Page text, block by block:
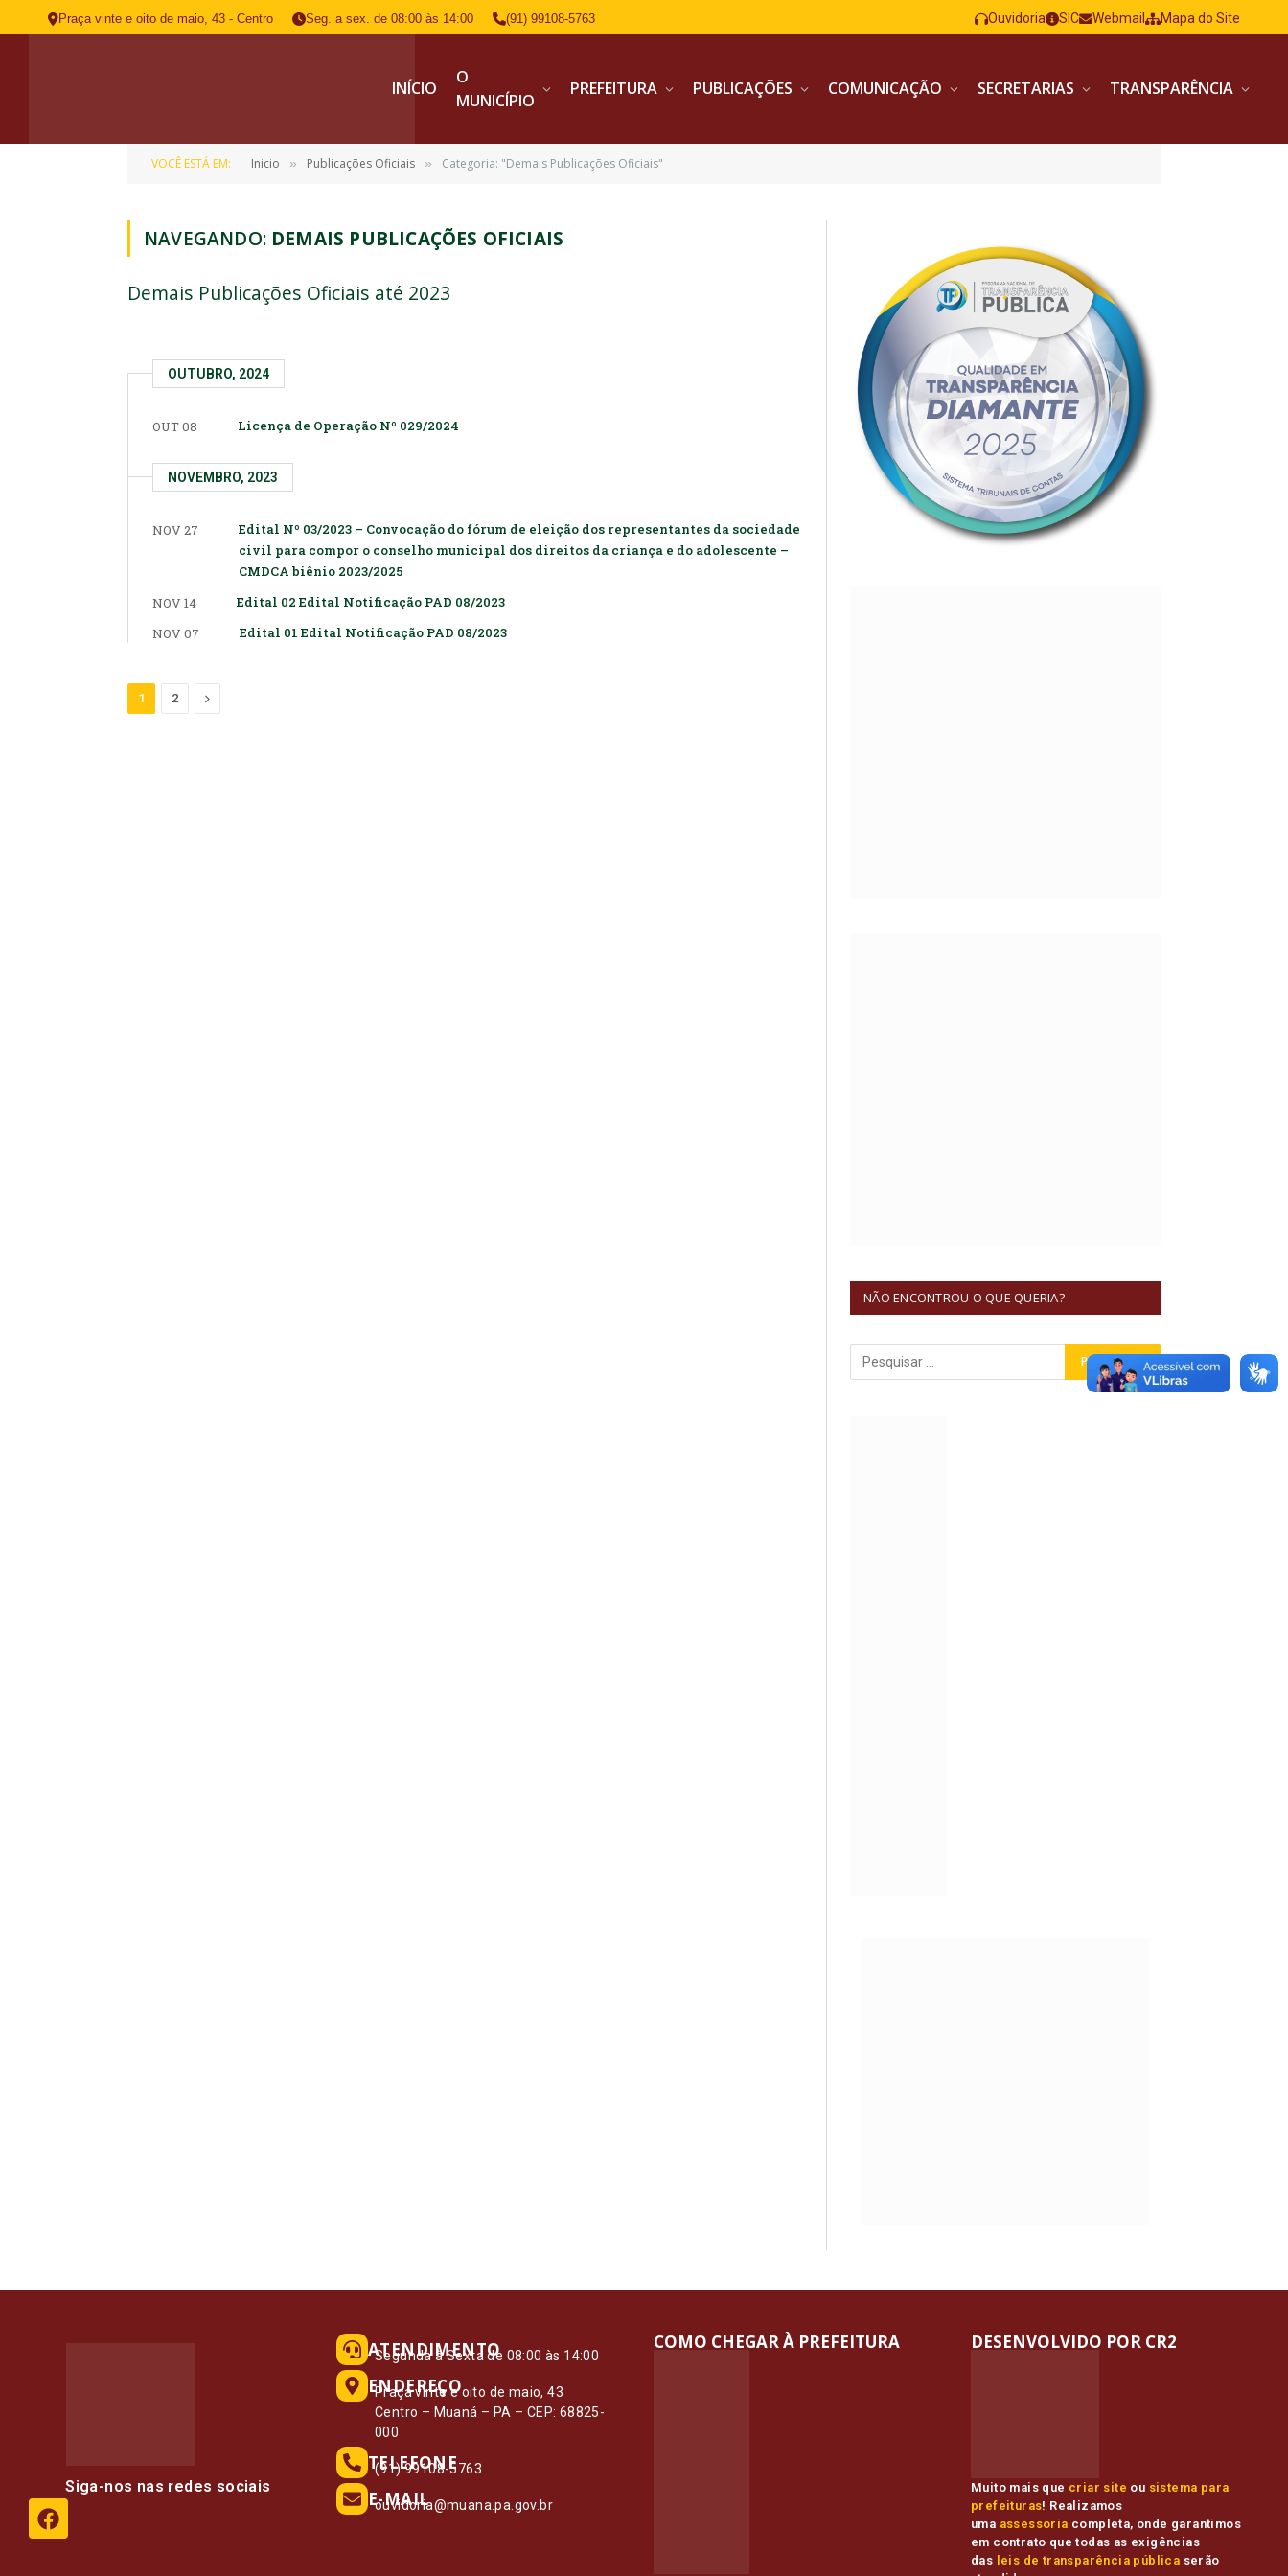
Praça vinte e oito de maio, 43 - Centro Seg. a sex. de 08:00 às 14:00 (91) 99108-5763 Ouvidoria SIC Webmail Mapa do Site
INÍCIO
O
MUNICÍPIO
PREFEITURA PUBLICAÇÕES COMUNICAÇÃO SECRETARIAS TRANSPARÊNCIA
VOCÊ ESTÁ EM: Inicio » Publicações Oficiais » Categoria: "Demais Publicações Oficiais"
NAVEGANDO: DEMAIS PUBLICAÇÕES OFICIAIS
Demais Publicações Oficiais até 2023
OUTUBRO, 2024
OUT 08 Licença de Operação Nº 029/2024
NOVEMBRO, 2023
NOV 27
Edital Nº 03/2023 – Convocação do fórum de eleição dos representantes da sociedade
civil para compor o conselho municipal dos direitos da criança e do adolescente –
CMDCA biênio 2023/2025
NOV 14
Edital 02 Edital Notificação PAD 08/2023
NOV 07
Edital 01 Edital Notificação PAD 08/2023
1 2 Proximo
NÃO ENCONTROU O QUE QUERIA?
Siga-nos nas redes sociais
ATENDIMENTO
Segunda à Sexta de 08:00 às 14:00
ENDEREÇO
Praça vinte e oito de maio, 43
Centro – Muaná – PA – CEP: 68825-
000
TELEFONE
(91) 99108-5763
E-MAIL
ouvidoria@muana.pa.gov.br
COMO CHEGAR À PREFEITURA
Muito mais que criar site ou sistema para
prefeituras! Realizamos
uma assessoria completa, onde garantimos
em contrato que todas as exigências
das leis de transparência pública serão
DESENVOLVIDO POR CR2